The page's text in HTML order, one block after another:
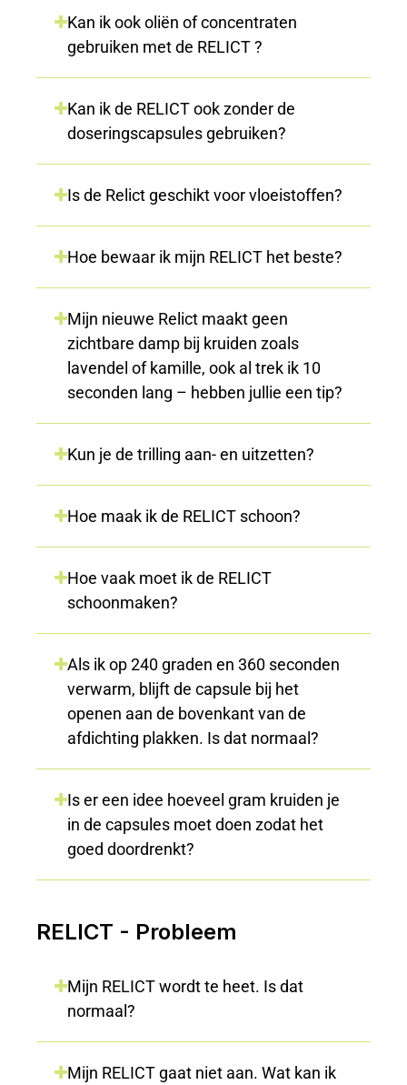
Kan ik ook oliën of concentraten
gebruiken met de RELICT ?
Kan ik de RELICT ook zonder de
doseringscapsules gebruiken?
Is de Relict geschikt voor vloeistoffen?
Hoe bewaar ik mijn RELICT het beste?
Mijn nieuwe Relict maakt geen
zichtbare damp bij kruiden zoals
lavendel of kamille, ook al trek ik 10
seconden lang – hebben jullie een tip?
Kun je de trilling aan- en uitzetten?
Hoe maak ik de RELICT schoon?
Hoe vaak moet ik de RELICT
schoonmaken?
Als ik op 240 graden en 360 seconden
verwarm, blijft de capsule bij het
openen aan de bovenkant van de
afdichting plakken. Is dat normaal?
Is er een idee hoeveel gram kruiden je
in de capsules moet doen zodat het
goed doordrenkt?
RELICT - Probleem
Mijn RELICT wordt te heet. Is dat
normaal?
Mijn RELICT gaat niet aan. Wat kan ik